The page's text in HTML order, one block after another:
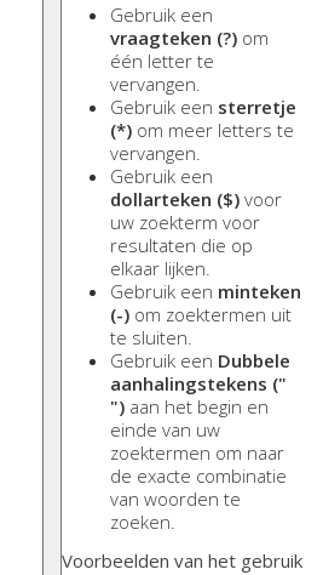
Gebruik een
vraagteken (?) om
één letter te
vervangen.
Gebruik een sterretje
(*) om meer letters te
vervangen.
Gebruik een
dollarteken ($) voor
uw zoekterm voor
resultaten die op
elkaar lijken.
Gebruik een minteken
(-) om zoektermen uit
te sluiten.
Gebruik een Dubbele
aanhalingstekens ("
") aan het begin en
einde van uw
zoektermen om naar
de exacte combinatie
van woorden te
zoeken.
Voorbeelden van het gebruik